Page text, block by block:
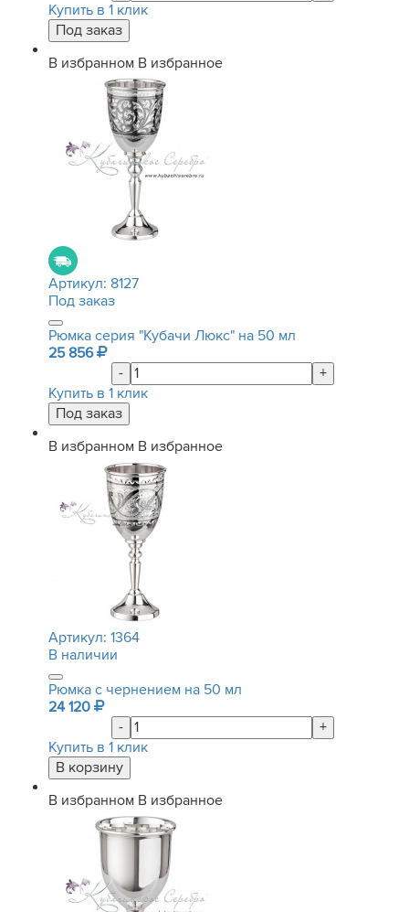
Купить в 1 клик
В избранном В избранное
Артикул: 8127
Под заказ
Рюмка серия "Кубачи Люкс" на 50 мл
25 856
-
+
Купить в 1 клик
В избранном В избранное
Артикул: 1364
В наличии
Рюмка с чернением на 50 мл
24 120
-
+
Купить в 1 клик
В избранном В избранное